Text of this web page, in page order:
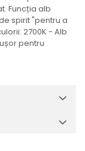
Funcția alb
spirit "pentru a
2700K - Alb
pentru